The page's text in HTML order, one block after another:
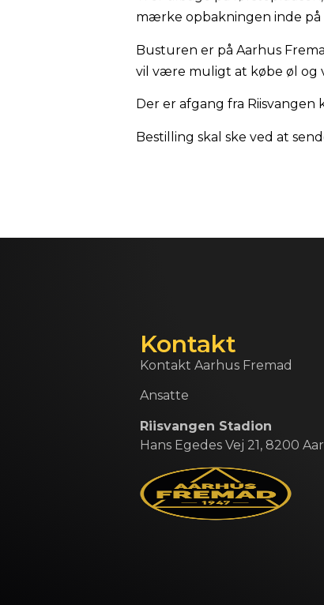
mærke opbakningen inde på
Busturen er på Aarhus
vil være muligt at købe øl og
Der er afgang fra Riisvangen
Bestilling skal ske ved at
Kontakt
Kontakt Aarhus Fremad
Ansatte
Riisvangen Stadion
Hans Egedes Vej 21, 8200